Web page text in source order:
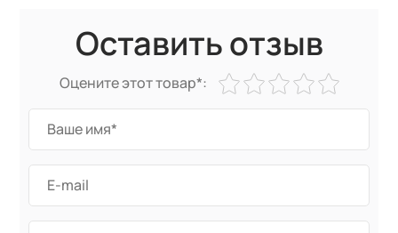
Оставить отзыв
Оцените этот товар*: